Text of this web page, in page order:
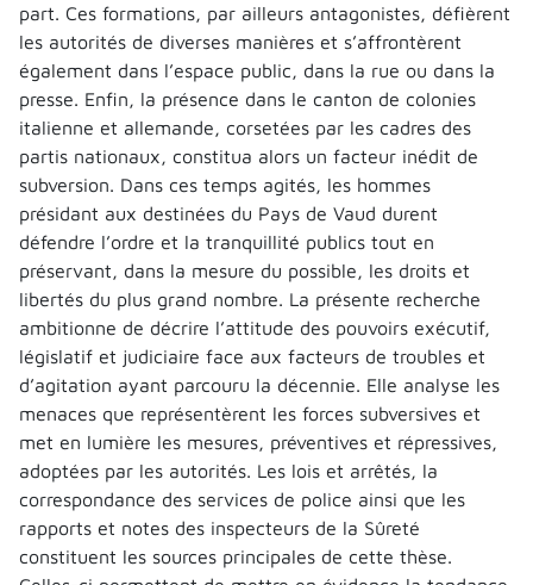
part. Ces formations, par ailleurs antagonistes, défièrent
les autorités de diverses manières et s’affrontèrent
également dans l’espace public, dans la rue ou dans la
presse. Enfin, la présence dans le canton de colonies
italienne et allemande, corsetées par les cadres des
partis nationaux, constitua alors un facteur inédit de
subversion. Dans ces temps agités, les hommes
présidant aux destinées du Pays de Vaud durent
défendre l’ordre et la tranquillité publics tout en
préservant, dans la mesure du possible, les droits et
libertés du plus grand nombre. La présente recherche
ambitionne de décrire l’attitude des pouvoirs exécutif,
législatif et judiciaire face aux facteurs de troubles et
d’agitation ayant parcouru la décennie. Elle analyse les
menaces que représentèrent les forces subversives et
met en lumière les mesures, préventives et répressives,
adoptées par les autorités. Les lois et arrêtés, la
correspondance des services de police ainsi que les
rapports et notes des inspecteurs de la Sûreté
constituent les sources principales de cette thèse.